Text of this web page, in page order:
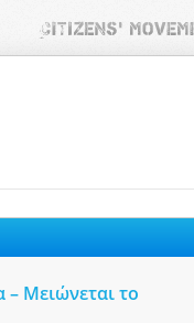
– Μειώνεται το